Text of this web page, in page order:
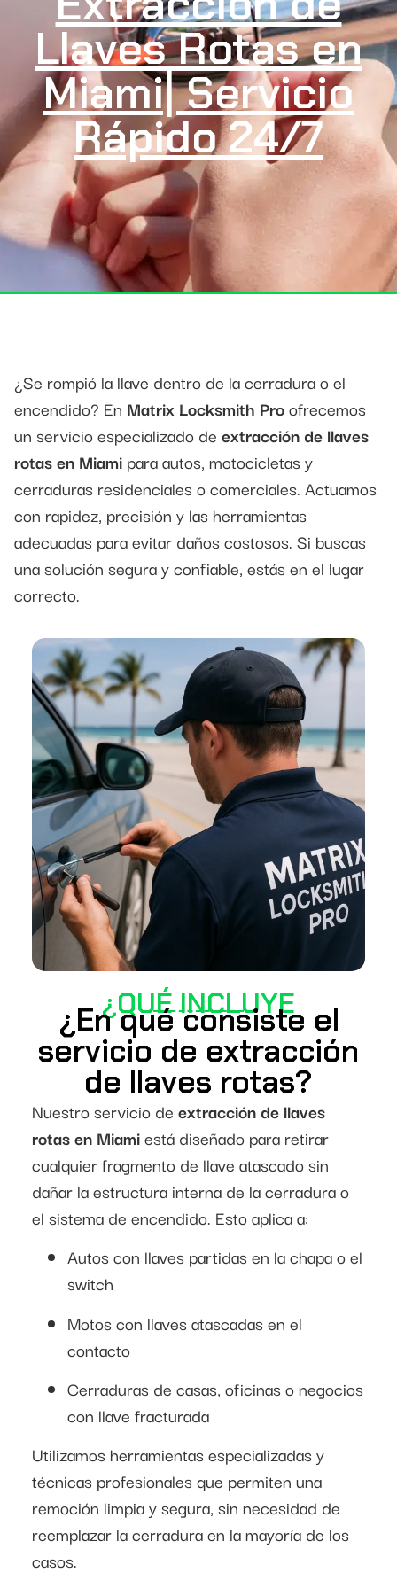
Llaves Rotas en
Miami| Servicio
Rápido 24/7
¿Se rompió la llave dentro de la cerradura o el
encendido? En Matrix Locksmith Proofrecemos
un servicio especializado de extracción de llaves
rotas en Miami para autos, motocicletas y
cerraduras residenciales o comerciales. Actuamos
con rapidez, precisión y las herramientas
adecuadas para evitar daños costosos. Si buscas
una solución segura y confiable, estás en el lugar
correcto.
¿QUÉ INCLUYE
¿En qué consiste el
servicio de extracción
de llaves rotas?
Nuestro servicio de extracción de llaves
rotas en Miamiestá diseñado para retirar
cualquier fragmento de llave atascado sin
dañar la estructura interna de la cerradura o
el sistema de encendido. Esto aplica a:
Autos con llaves partidas en la chapa o el
switch
Motos con llaves atascadas en el
contacto
Cerraduras de casas, oficinas o negocios
con llave fracturada
Utilizamos herramientas especializadas y
técnicas profesionales que permiten una
remoción limpia y segura, sin necesidad de
reemplazar la cerradura en la mayoría de los
casos.